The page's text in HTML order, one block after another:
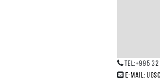
Tel:+995
E-mail: